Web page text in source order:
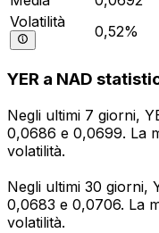
Volatilità
0,52%
YER a NAD
Negli ultimi 7 giorni,
0,0686 e 0,0699. La
volatilità.
Negli ultimi 30 giorni,
0,0683 e 0,0706. La
volatilità.